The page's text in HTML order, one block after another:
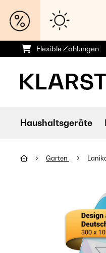
Flexible Zahlungen
Haushaltsgeräte
Garten